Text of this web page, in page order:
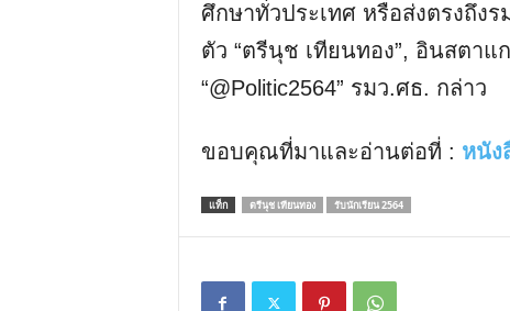
ศึกษาทั่วประเทศ หรือส่งตรงถึง
ตัว “ตรีนุช เทียนทอง”, อินสตาแ
“@Politic2564” รมว.ศธ. กล่าว
ขอบคุณที่มาและอ่านต่อที่ : หนัง
แท็ก ตรีนุช เทียนทอง รับนักเรียน 2564